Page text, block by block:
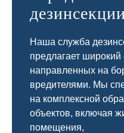
Наша служба
предлагает широкий
направленных на
вредителями. Мы
на комплексной
объектов, включая
помещения,